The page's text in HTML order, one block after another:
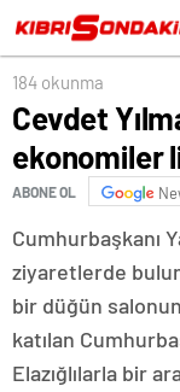
184 okunma
Cevdet
ekonomiler
ABONE OL
Cumhurbaşkanı
ziyaretlerde
bir düğün
katılan
Elazığlılarla bir